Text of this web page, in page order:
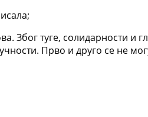
Због туге, солидарности и
Прво и друго се не